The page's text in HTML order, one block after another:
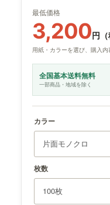
最低価格
3,200円
用紙・カラーを選び、購入内
全国基本送料無料
一部商品・地域を除く
カラー
枚数